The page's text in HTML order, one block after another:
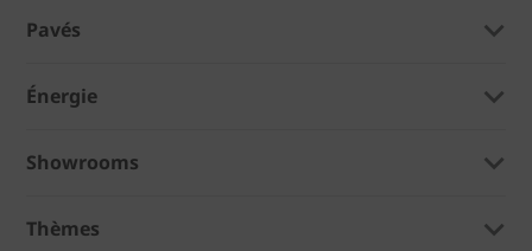
Pavés
Énergie
Showrooms
Thèmes